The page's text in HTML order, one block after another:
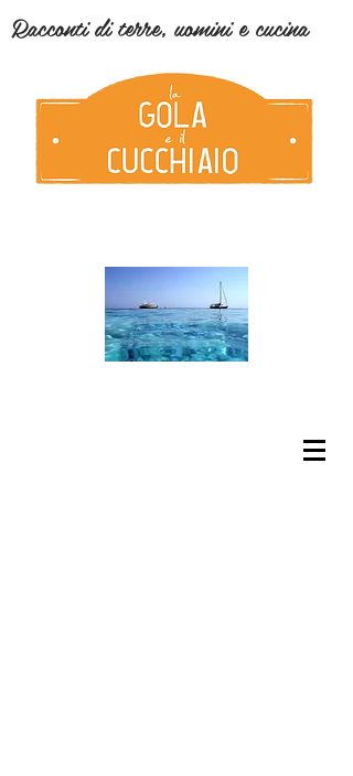
Racconti di terre, uomini e cucina